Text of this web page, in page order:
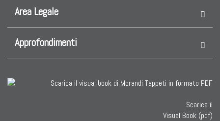
Area Legale
Approfondimenti
Scarica il
Visual Book (pdf)